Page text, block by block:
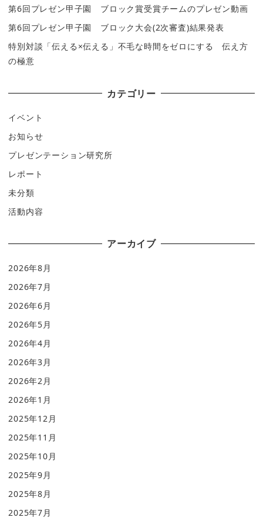
第6回プレゼン甲子園 ブロック賞受賞チームのプレゼン動画
第6回プレゼン甲子園 ブロック大会(2次審査)結果発表
特別対談「伝える×伝える」不毛な時間をゼロにする 伝え方
の極意
カテゴリー
イベント
お知らせ
プレゼンテーション研究所
レポート
未分類
活動内容
アーカイブ
2026年8月
2026年7月
2026年6月
2026年5月
2026年4月
2026年3月
2026年2月
2026年1月
2025年12月
2025年11月
2025年10月
2025年9月
2025年8月
2025年7月